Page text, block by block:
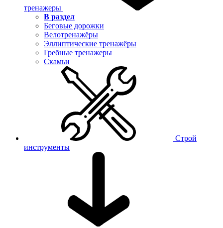
тренажеры
В раздел
Беговые дорожки
Велотренажёры
Эллиптические тренажёры
Гребные тренажеры
Скамьи
Строй
инструменты